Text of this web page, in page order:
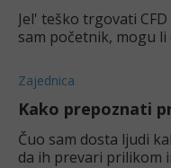
Jel' teško trgovati
sam početnik, mogu li
Zajednica
Kako prepoznati
Čuo sam dosta ljudi
da ih prevari prilikom